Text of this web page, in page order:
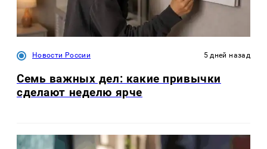
Новости России 5 дней назад
Семь важных дел: какие привычки
сделают неделю ярче